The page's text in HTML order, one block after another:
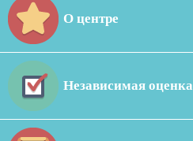
О центре
Независимая оценка